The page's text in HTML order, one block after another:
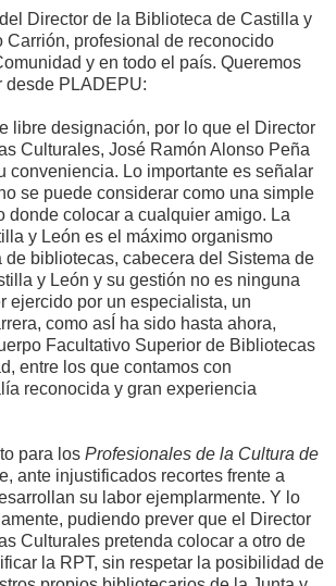
Director de la Biblioteca de Castilla y
Carrión, profesional de reconocido
y en todo el país. Queremos
desde PLADEPU:
libre designación, por lo que el Director
Culturales, José Ramón Alonso Peña
conveniencia. Lo importante es señalar
se puede considerar como una simple
donde colocar a cualquier amigo. La
y León es el máximo organismo
de bibliotecas, cabecera del Sistema de
y León y su gestión no es ninguna
ejercido por un especialista, un
como asÍ ha sido hasta ahora,
Facultativo Superior de Bibliotecas
entre los que contamos con
reconocida y gran experiencia
para los Profesionales de la Cultura de
ante injustificados recortes frente a
su labor ejemplarmente. Y lo
pudiendo prever que el Director
Culturales pretenda colocar a otro de
la RPT, sin respetar la posibilidad de